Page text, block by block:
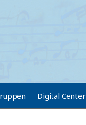
Digital Center